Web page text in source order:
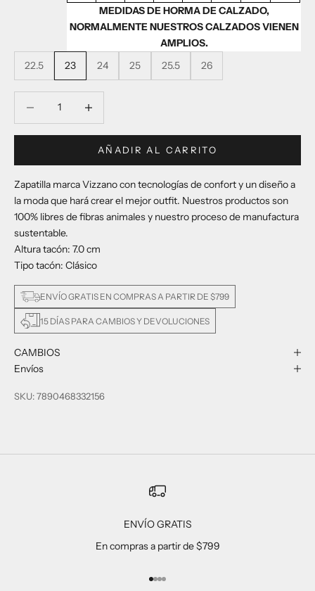
MEDIDAS DE HORMA DE CALZADO,
NORMALMENTE NUESTROS CALZADOS VIENEN
AMPLIOS.
22.5
23 24 25 25.5 26
AÑADIR AL CARRITO
Zapatilla marca Vizzano con tecnologías de confort y un diseño a
la moda que hará crear el mejor outfit. Nuestros productos son
100% libres de fibras animales y nuestro proceso de manufactura
sustentable.
Altura tacón: 7.0 cm
Tipo tacón: Clásico
ENVÍO GRATIS EN COMPRAS A PARTIR DE $799
15 DÍAS PARA CAMBIOS Y DEVOLUCIONES
CAMBIOS
Envíos
SKU: 7890468332156
ENVÍO GRATIS
En compras a partir de $799
Ir al artículo 1
Ir al artículo 2
Ir al artículo 3
Ir al artículo 4